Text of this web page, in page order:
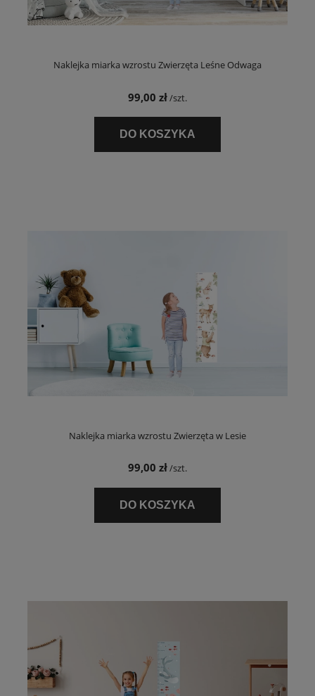
Naklejka miarka wzrostu Zwierzęta Leśne Odwaga
99,00 zł/szt.
DO KOSZYKA
Naklejka miarka wzrostu Zwierzęta w Lesie
99,00 zł/szt.
DO KOSZYKA